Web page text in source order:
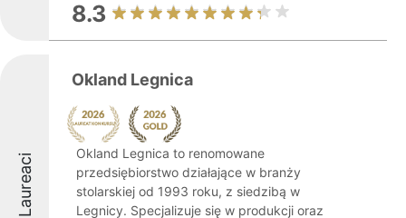
8.3
Laureaci
Okland Legnica
Okland Legnica to renomowane
przedsiębiorstwo działające w branży
stolarskiej od 1993 roku, z siedzibą w
Legnicy. Specjalizuje się w produkcji oraz